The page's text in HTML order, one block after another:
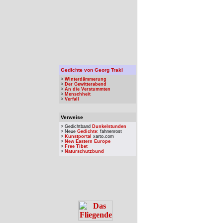
Gedichte von Georg Trakl
> Winterdämmerung
> Der Gewitterabend
> An die Verstummten
> Menschheit
> Verfall
Verweise
> Gedichtband Dunkelstunden
> Neue Gedichte: fahnenrost
> Kunstportal xarto.com
> New Eastern Europe
> Free Tibet
> Naturschutzbund